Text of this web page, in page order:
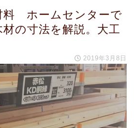
料 ホームセンターで
の寸法を解説。大工
2019年3月8日